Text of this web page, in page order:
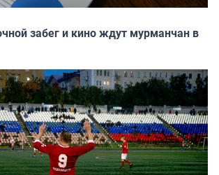
забег и кино ждут мурманчан в